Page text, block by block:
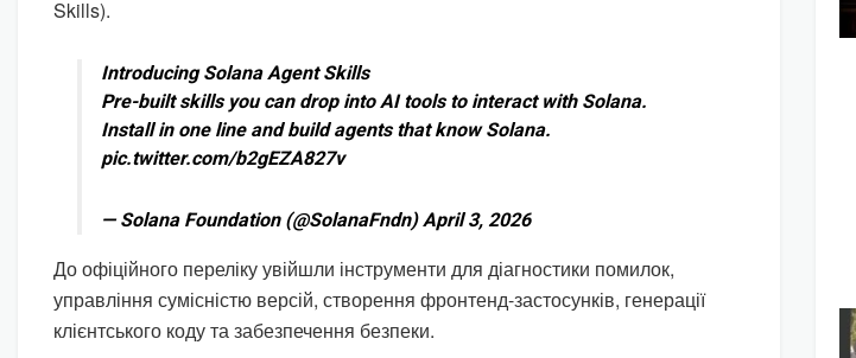
Skills).
Introducing Solana Agent Skills
Pre-built skills you can drop into AI tools to interact with Solana.
Install in one line and build agents that know Solana.
pic.twitter.com/b2gEZA827v
— Solana Foundation (@SolanaFndn) April 3, 2026
До офіційного переліку увійшли інструменти для діагностики помилок,
управління сумісністю версій, створення фронтенд-застосунків, генерації
клієнтського коду та забезпечення безпеки.